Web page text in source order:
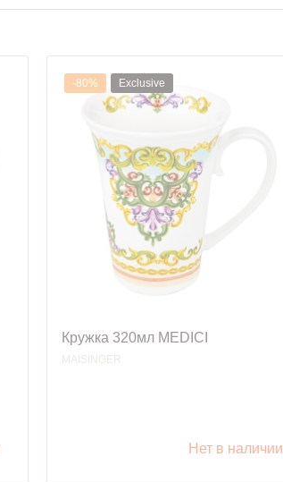
-80% Exclusive
Кружка 320мл MEDICI
MAISINGER
Нет в наличии